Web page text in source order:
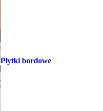
Płytki bordowe